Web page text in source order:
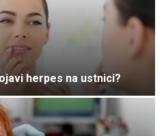
herpes na ustnici?